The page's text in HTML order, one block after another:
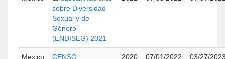
sobre Diversidad
Sexual y de
Género
(ENDISEG) 2021
Mexico
CENSO
2020 07/01/2022 03/27/